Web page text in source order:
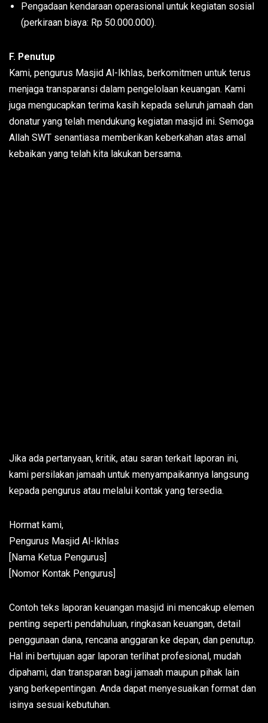
Pengadaan kendaraan operasional untuk kegiatan sosial
(perkiraan biaya: Rp 50.000.000).
F. Penutup
Kami, pengurus Masjid Al-Ikhlas, berkomitmen untuk terus
menjaga transparansi dalam pengelolaan keuangan. Kami
juga mengucapkan terima kasih kepada seluruh jamaah dan
donatur yang telah mendukung kegiatan masjid ini. Semoga
Allah SWT senantiasa memberikan keberkahan atas amal
kebaikan yang telah kita lakukan bersama.
Jika ada pertanyaan, kritik, atau saran terkait laporan ini,
kami persilakan jamaah untuk menyampaikannya langsung
kepada pengurus atau melalui kontak yang tersedia.
Hormat kami,
Pengurus Masjid Al-Ikhlas
[Nama Ketua Pengurus]
[Nomor Kontak Pengurus]
Contoh teks laporan keuangan masjid ini mencakup elemen
penting seperti pendahuluan, ringkasan keuangan, detail
penggunaan dana, rencana anggaran ke depan, dan penutup.
Hal ini bertujuan agar laporan terlihat profesional, mudah
dipahami, dan transparan bagi jamaah maupun pihak lain
yang berkepentingan. Anda dapat menyesuaikan format dan
isinya sesuai kebutuhan.